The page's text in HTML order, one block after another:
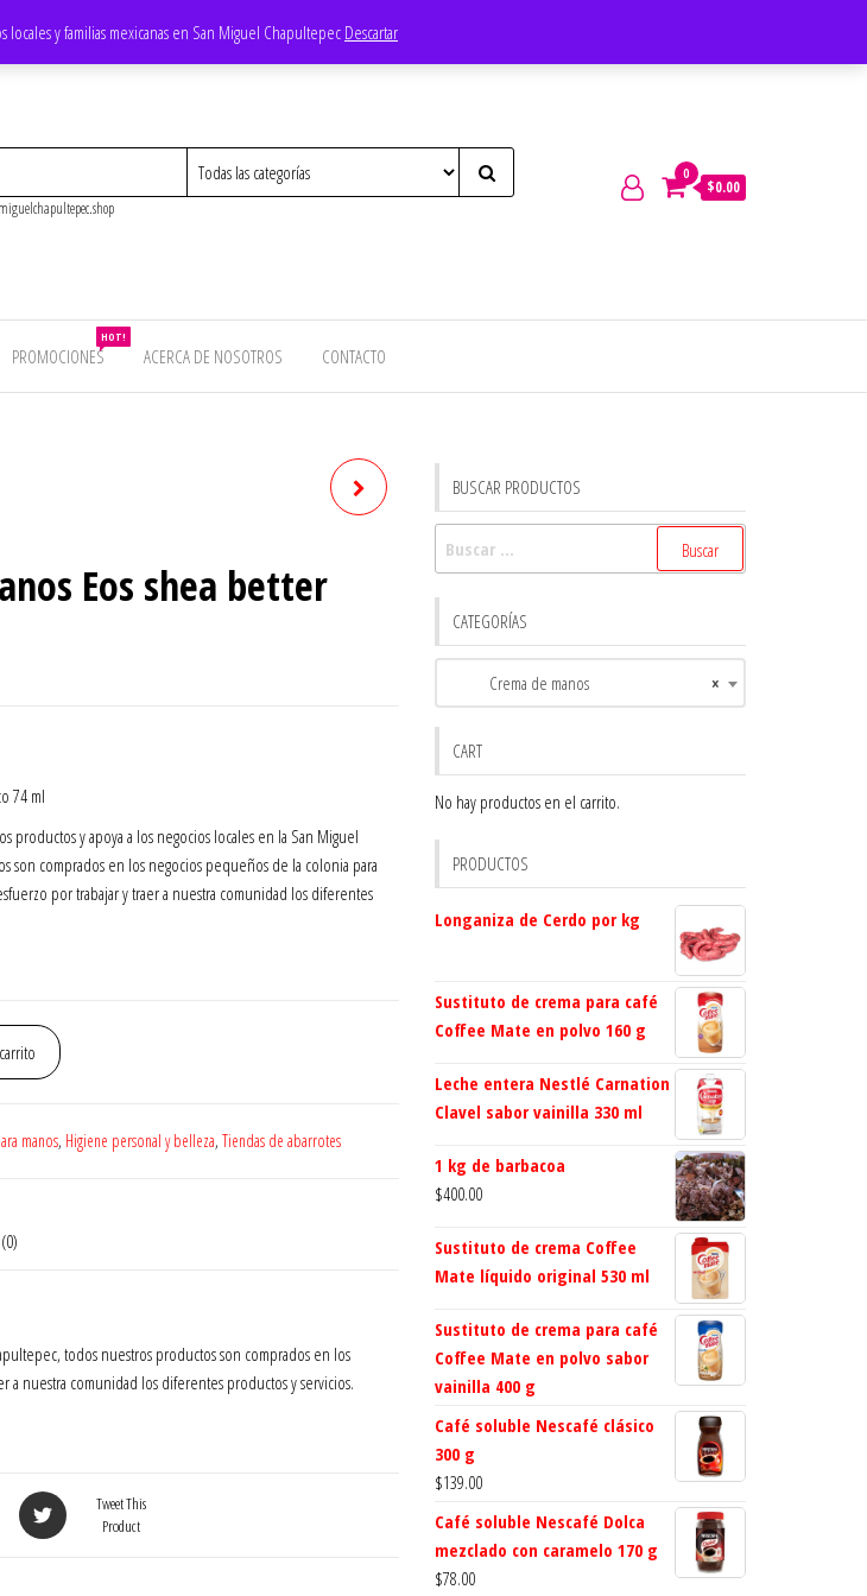
y familias mexicanas en San Miguel ChapultepecDescartar
0
$0.00
PROMOCIONES
HOT!
ACERCA DE NOSOTROS CONTACTO
Eos shea better
74 ml
productos y apoya a los negocios locales en la San Miguel
son comprados en los negocios pequeños de la colonia para
por trabajar y traer a nuestra comunidad los diferentes
manos, Higiene personal y belleza,Tiendas de abarrotes
todos nuestros productos son comprados en los
a nuestra comunidad los diferentes productos y servicios.
Tweet This
Product
BUSCAR PRODUCTOS
CATEGORÍAS
×
Crema de manos
CART
No hay productos en el carrito.
PRODUCTOS
Longaniza de Cerdo por kg
Sustituto de crema para café
Coffee Mate en polvo 160 g
Leche entera Nestlé Carnation
Clavel sabor vainilla 330 ml
1 kg de barbacoa
$400.00
Sustituto de crema Coffee
Mate líquido original 530 ml
Sustituto de crema para café
Coffee Mate en polvo sabor
vainilla 400 g
Café soluble Nescafé clásico
300 g
$139.00
Café soluble Nescafé Dolca
mezclado con caramelo 170 g
$78.00